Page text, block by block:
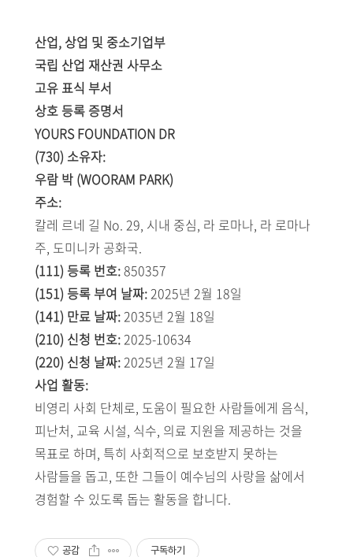
산업, 상업 및 중소기업부
국립 산업 재산권 사무소
고유 표식 부서
상호 등록 증명서
YOURS FOUNDATION DR
(730) 소유자:
우람 박 (WOORAM PARK)
주소:
칼레 르네 길 No. 29, 시내 중심, 라 로마나, 라 로마나
주, 도미니카 공화국.
(111) 등록 번호:850357
(151) 등록 부여 날짜: 2025년 2월 18일
(141) 만료 날짜: 2035년 2월 18일
(210) 신청 번호: 2025-10634
(220) 신청 날짜: 2025년 2월 17일
사업 활동:
비영리 사회 단체로, 도움이 필요한 사람들에게 음식,
피난처, 교육 시설, 식수, 의료 지원을 제공하는 것을
목표로 하며, 특히 사회적으로 보호받지 못하는
사람들을 돕고, 또한 그들이 예수님의 사랑을 삶에서
경험할 수 있도록 돕는 활동을 합니다.
공감 구독하기